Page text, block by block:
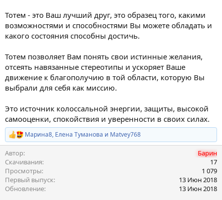
Тотем - это Ваш лучший друг, это образец того, какими
возможностями и способностями Вы можете обладать и
какого состояния способны достичь.
Тотем позволяет Вам понять свои истинные желания,
отсеять навязанные стереотипы и ускоряет Ваше
движение к благополучию в той области, которую Вы
выбрали для себя как миссию.
Это источник колоссальной энергии, защиты, высокой
самооценки, спокойствия и уверенности в своих силах.
Р
е
а
к
ц
и
и
:
Марина8, Елена Туманова и Matvey768
Автор
Барин
Скачивания
17
Просмотры
1 079
Первый выпуск
13 Июн 2018
Обновление
13 Июн 2018